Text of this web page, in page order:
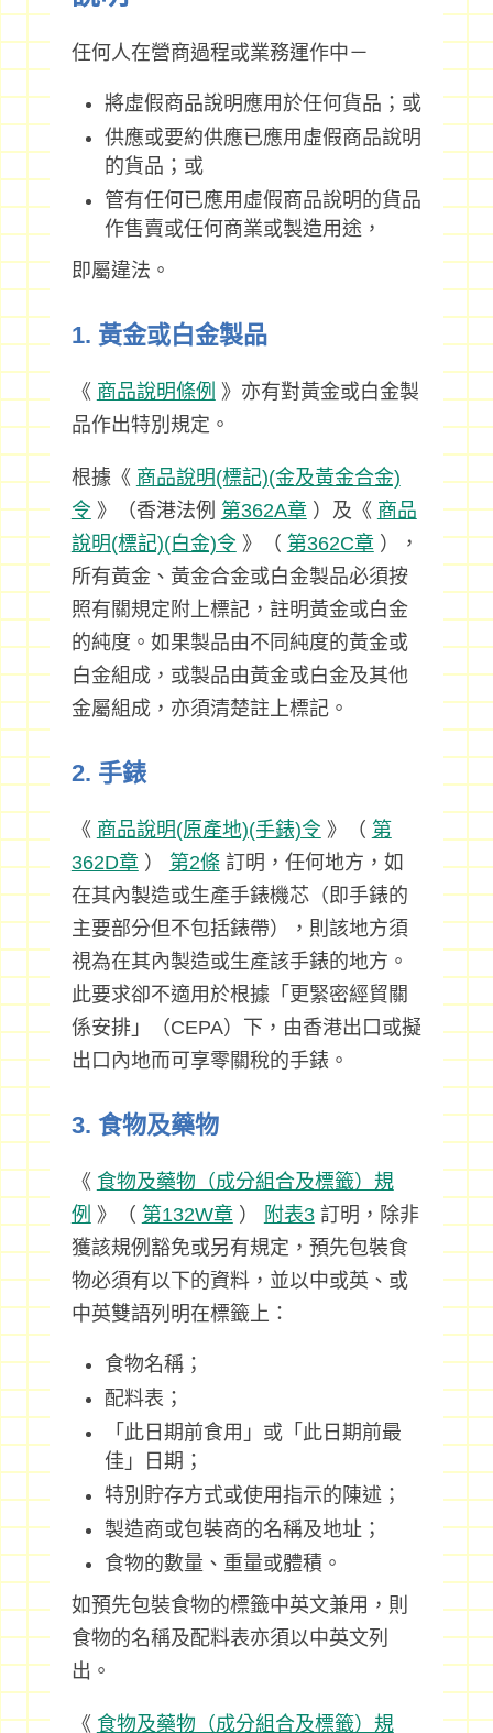
任何人在營商過程或業務運作中－
將虛假商品說明應用於任何貨品；或
供應或要約供應已應用虛假商品說明
的貨品；或
管有任何已應用虛假商品說明的貨品
作售賣或任何商業或製造用途，
即屬違法。
1. 黃金或白金製品
《 商品說明條例 》亦有對黃金或白金製
品作出特別規定。
根據《 商品說明(標記)(金及黃金合金)
令 》（香港法例 第362A章）及《 商品
說明(標記)(白金)令 》（ 第362C章），
所有黃金、黃金合金或白金製品必須按
照有關規定附上標記，註明黃金或白金
的純度。如果製品由不同純度的黃金或
白金組成，或製品由黃金或白金及其他
金屬組成，亦須清楚註上標記。
2. 手錶
《 商品說明(原產地)(手錶)令 》（ 第
362D章） 第2條 訂明，任何地方，如
在其內製造或生產手錶機芯（即手錶的
主要部分但不包括錶帶），則該地方須
視為在其內製造或生產該手錶的地方。
此要求卻不適用於根據「更緊密經貿關
係安排」（CEPA）下，由香港出口或擬
出口內地而可享零關稅的手錶。
3. 食物及藥物
《 食物及藥物（成分組合及標籤）規
例 》（ 第132W章） 附表3訂明，除非
獲該規例豁免或另有規定，預先包裝食
物必須有以下的資料，並以中或英、或
中英雙語列明在標籤上：
食物名稱；
配料表；
「此日期前食用」或「此日期前最
佳」日期；
特別貯存方式或使用指示的陳述；
製造商或包裝商的名稱及地址；
食物的數量、重量或體積。
如預先包裝食物的標籤中英文兼用，則
食物的名稱及配料表亦須以中英文列
出。
《 食物及藥物（成分組合及標籤）規